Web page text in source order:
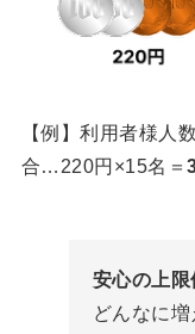
【例】利用者様人
合…220円×15名＝
安心の上限
どんなに増